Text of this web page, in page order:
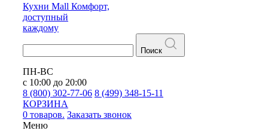
Кухни Mall Комфорт,
доступный
каждому
Поиск
ПН-ВС
с 10:00 до 20:00
8 (800) 302-77-06 8 (499) 348-15-11
КОРЗИНА
0 товаров. Заказать звонок
Меню